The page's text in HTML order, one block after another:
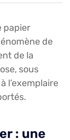
papier
de
de la
sous
l’exemplaire
: une